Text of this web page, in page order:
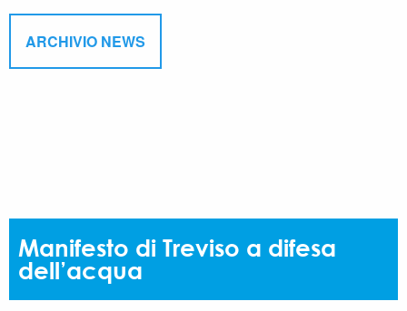
ARCHIVIO NEWS
Manifesto di Treviso a difesa
dell’acqua